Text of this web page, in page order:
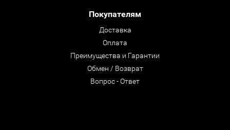
Покупателям
Доставка
Оплата
Преимущества и Гарантии
Обмен / Возврат
Вопрос - Ответ